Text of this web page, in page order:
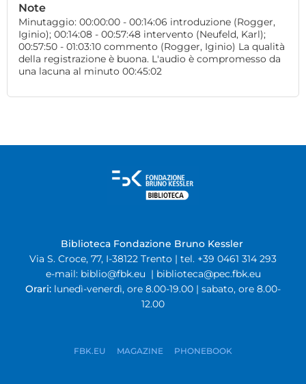
Note
Minutaggio: 00:00:00 - 00:14:06 introduzione (Rogger,
Iginio); 00:14:08 - 00:57:48 intervento (Neufeld, Karl);
00:57:50 - 01:03:10 commento (Rogger, Iginio) La qualità
della registrazione è buona. L'audio è compromesso da
una lacuna al minuto 00:45:02
Biblioteca Fondazione Bruno Kessler
Via S. Croce, 77, I-38122 Trento | tel. +39 0461 314 293
e-mail: biblio@fbk.eu | biblioteca@pec.fbk.eu
Orari: lunedì-venerdì, ore 8.00-19.00 | sabato, ore 8.00-
12.00
FBK.EU MAGAZINE PHONEBOOK